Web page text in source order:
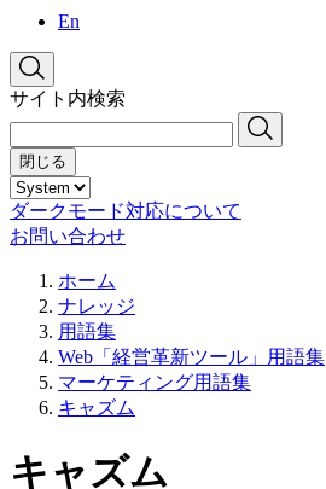
En
サイト内検索
閉じる
ダークモード対応について
お問い合わせ
ホーム
ナレッジ
用語集
Web「経営革新ツール」用語集
マーケティング用語集
キャズム
キャズム